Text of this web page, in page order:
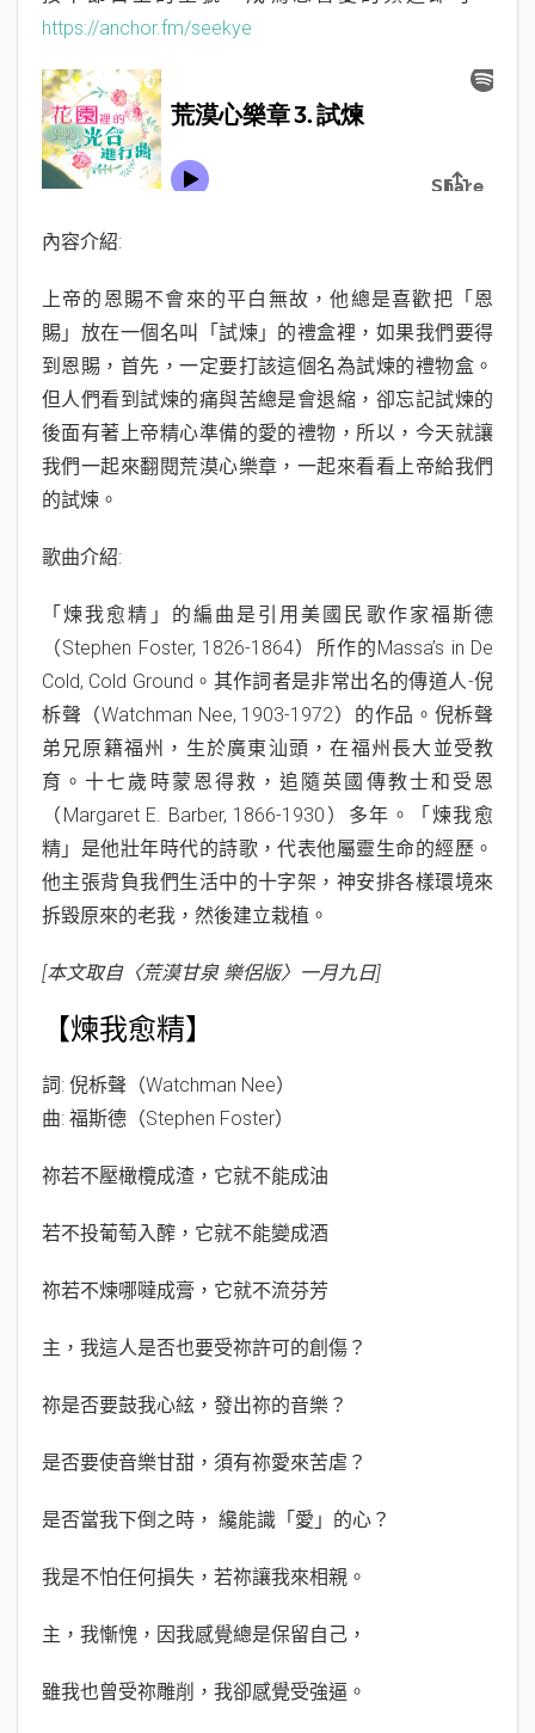
https://anchor.fm/seekye
內容介紹:
上帝的恩賜不會來的平白無故，他總是喜歡把「恩
賜」放在一個名叫「試煉」的禮盒裡，如果我們要得
到恩賜，首先，一定要打該這個名為試煉的禮物盒。
但人們看到試煉的痛與苦總是會退縮，卻忘記試煉的
後面有著上帝精心準備的愛的禮物，所以，今天就讓
我們一起來翻閱荒漠心樂章，一起來看看上帝給我們
的試煉。
歌曲介紹:
「煉我愈精」的編曲是引用美國民歌作家福斯德
（Stephen Foster, 1826-1864）所作的Massa’s in De
Cold, Cold Ground。其作詞者是非常出名的傳道人-倪
柝聲（Watchman Nee, 1903-1972）的作品。倪柝聲
弟兄原籍福州，生於廣東汕頭，在福州長大並受教
育。十七歲時蒙恩得救，追隨英國傳教士和受恩
（Margaret E. Barber, 1866-1930）多年。「煉我愈
精」是他壯年時代的詩歌，代表他屬靈生命的經歷。
他主張背負我們生活中的十字架，神安排各樣環境來
拆毀原來的老我，然後建立栽植。
[本文取自〈荒漠甘泉 樂侶版〉一月九日]
【煉我愈精】
詞: 倪柝聲（Watchman Nee）
曲: 福斯德（Stephen Foster）
祢若不壓橄欖成渣，它就不能成油
若不投葡萄入醡，它就不能變成酒
祢若不煉哪噠成膏，它就不流芬芳
主，我這人是否也要受祢許可的創傷？
祢是否要鼓我心絃，發出祢的音樂？
是否要使音樂甘甜，須有祢愛來苦虐？
是否當我下倒之時， 纔能識「愛」的心？
我是不怕任何損失，若祢讓我來相親。
主，我慚愧，因我感覺總是保留自己，
雖我也曾受祢雕削，我卻感覺受強逼。